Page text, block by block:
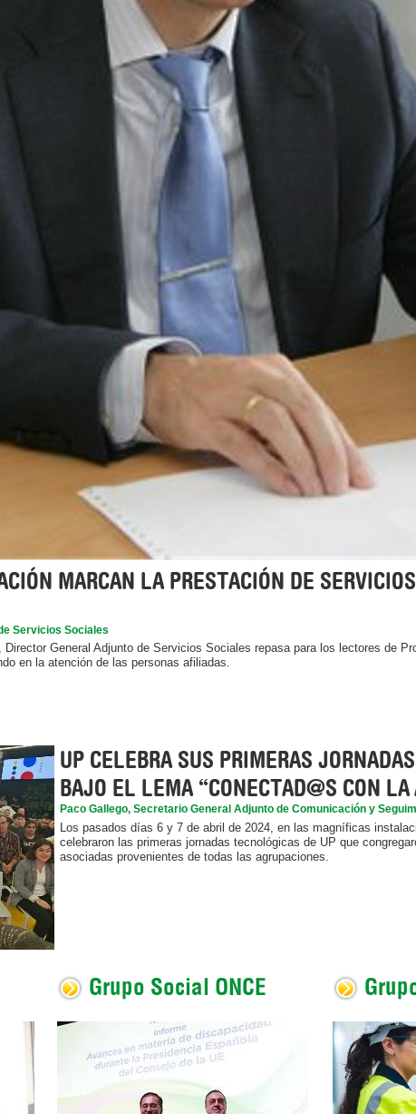
MARCAN LA PRESTACIÓN DE
Servicios Sociales
General Adjunto de Servicios Sociales repasa para los lectores de
en la atención de las personas afiliadas.
UP CELEBRA SUS PRIMERAS
BAJO EL LEMA “CONECTAD@S CON
Paco Gallego, Secretario General Adjunto de Comunicación y
Los pasados días 6 y 7 de abril de 2024, en las magníficas
celebraron las primeras jornadas tecnológicas de UP que
asociadas provenientes de todas las agrupaciones.
Grupo Social ONCE